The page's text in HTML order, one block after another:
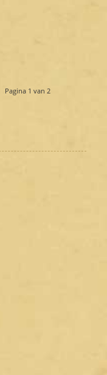
Pagina 1 van 2